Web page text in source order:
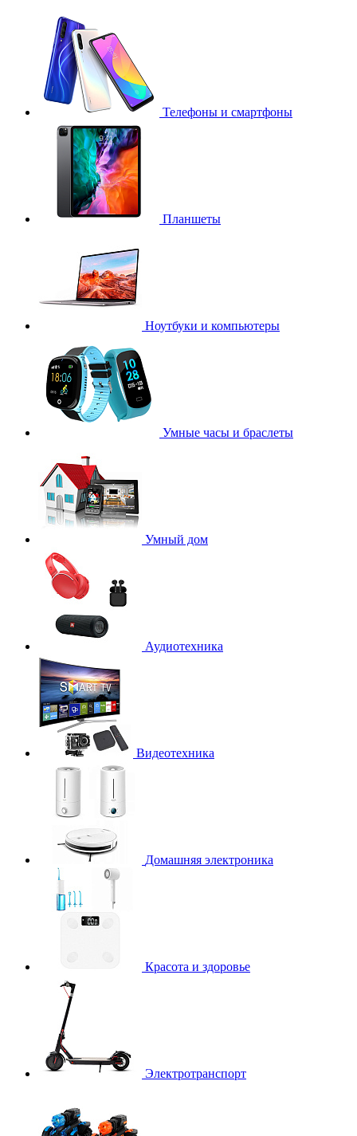
Телефоны и смартфоны
Планшеты
Ноутбуки и компьютеры
Умные часы и браслеты
Умный дом
Аудиотехника
Видеотехника
Домашняя электроника
Красота и здоровье
Электротранспорт